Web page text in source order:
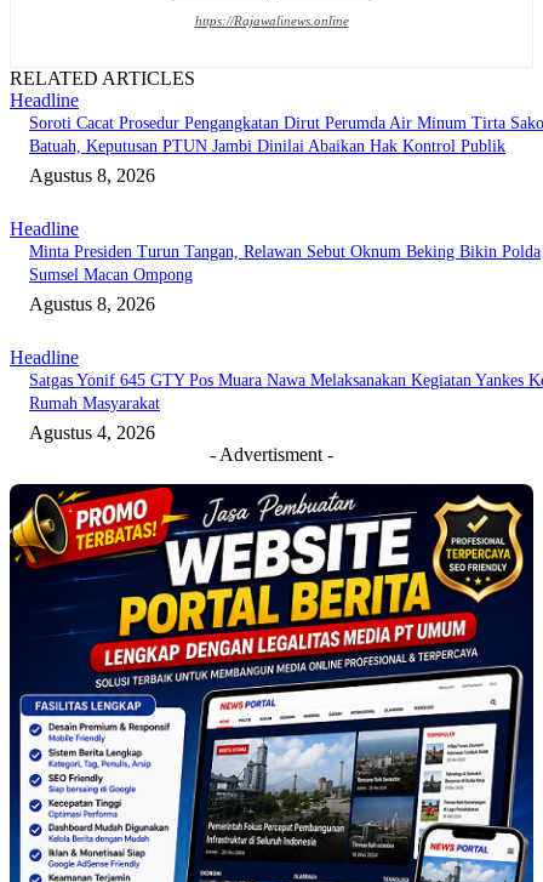
https://Rajawalinews.online
RELATED ARTICLES
Headline
Soroti Cacat Prosedur Pengangkatan Dirut Perumda Air Minum Tirta Sako
Batuah, Keputusan PTUN Jambi Dinilai Abaikan Hak Kontrol Publik
Agustus 8, 2026
Headline
Minta Presiden Turun Tangan, Relawan Sebut Oknum Beking Bikin Polda
Sumsel Macan Ompong
Agustus 8, 2026
Headline
Satgas Yonif 645 GTY Pos Muara Nawa Melaksanakan Kegiatan Yankes
Rumah Masyarakat
Agustus 4, 2026
- Advertisment -